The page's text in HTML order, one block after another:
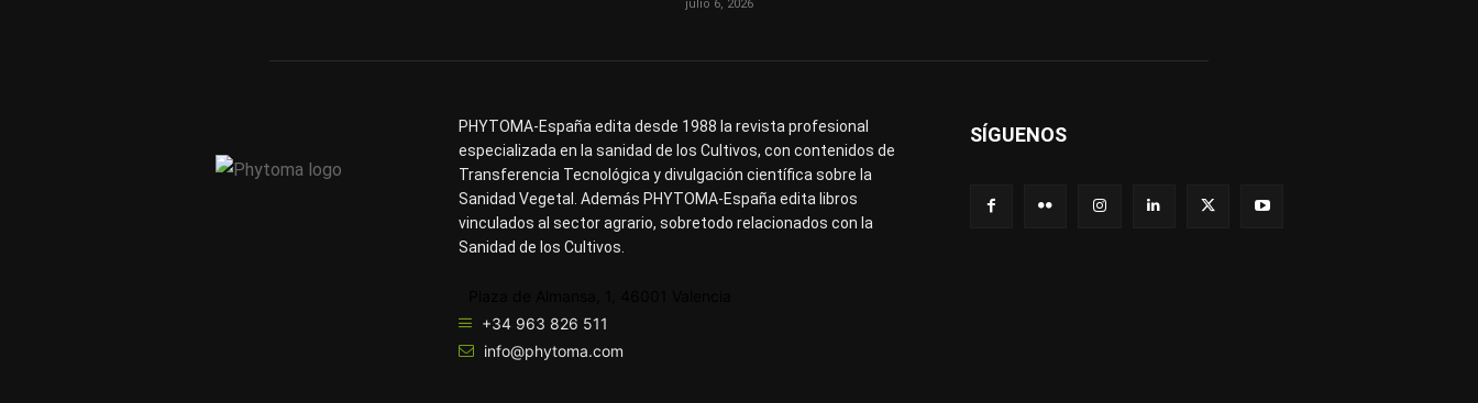
julio 6, 2026
PHYTOMA-España edita desde 1988 la revista profesional
especializada en la sanidad de los Cultivos, con contenidos de
Transferencia Tecnológica y divulgación científica sobre la
Sanidad Vegetal. Además PHYTOMA-España edita libros
vinculados al sector agrario, sobretodo relacionados con la
Sanidad de los Cultivos.
+34 963 826 511
info@phytoma.com
SÍGUENOS